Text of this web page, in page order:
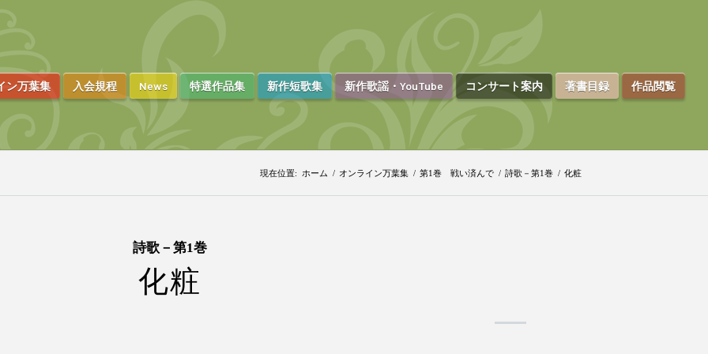
ン万葉集 入会規程 News 特選作品集 新作短歌集 新作歌謡・YouTube コンサート案内 著書目録 作品閲覧
現在位置: ホーム / オンライン万葉集 / 第1巻 戦い済んで / 詩歌－第1巻 / 化粧
詩歌－第1巻
化粧